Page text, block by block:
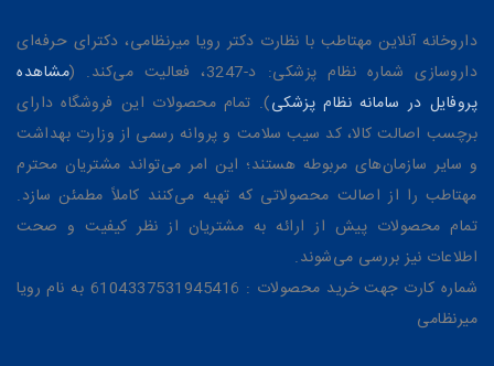
داروخانه آنلاین مهتاطب با نظارت دکتر رویا میرنظامی، دکترای حرفه‌ای
داروسازی شماره نظام پزشکی: د-3247، فعالیت می‌کند. (
مشاهده
پروفایل در سامانه نظام پزشکی). تمام محصولات این فروشگاه دارای
برچسب اصالت کالا، کد سیب سلامت و پروانه رسمی از وزارت بهداشت
و سایر سازمان‌های مربوطه هستند؛ این امر می‌تواند مشتریان محترم
مهتاطب را از اصالت محصولاتی که تهیه می‌کنند کاملاً مطمئن سازد.
تمام محصولات پیش از ارائه به مشتریان از نظر کیفیت و صحت
اطلاعات نیز بررسی می‌شوند.
شماره کارت جهت خرید محصولات : 6104337531945416 به نام رویا
میرنظامی